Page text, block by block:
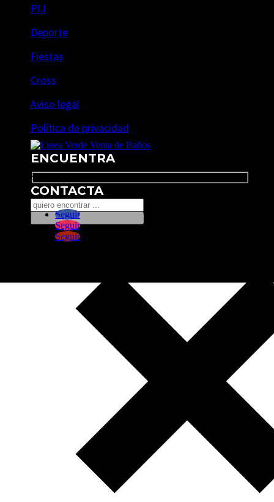
PIJ
Deporte
Fiestas
Cross
Aviso legal
Política de privacidad
ENCUENTRA
Search
CONTACTA
Seguir
Seguir
Seguir